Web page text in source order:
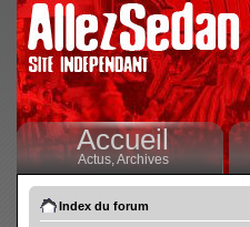
Accueil
Actus,Archives
Index du forum